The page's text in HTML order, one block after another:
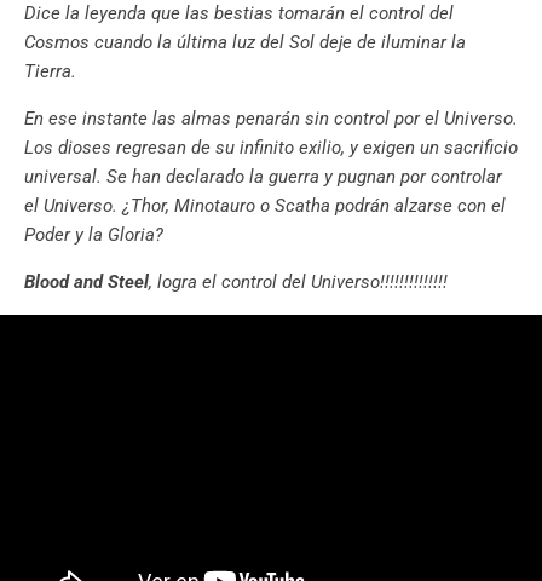
Dice la leyenda que las bestias tomarán el control del
Cosmos cuando la última luz del Sol deje de iluminar la
Tierra.
En ese instante las almas penarán sin control por el Universo.
Los dioses regresan de su infinito exilio, y exigen un sacrificio
universal. Se han declarado la guerra y pugnan por controlar
el Universo. ¿Thor, Minotauro o Scatha podrán alzarse con el
Poder y la Gloria?
Blood and Steel, logra el control del Universo!!!!!!!!!!!!!!